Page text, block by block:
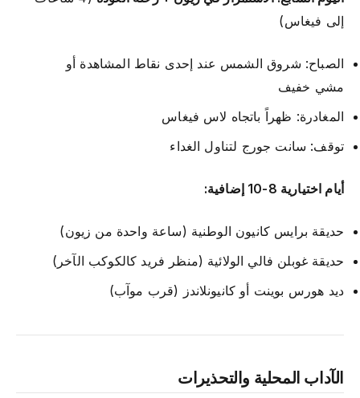
إلى فيغاس)
الصباح: شروق الشمس عند إحدى نقاط المشاهدة أو
مشي خفيف
المغادرة: ظهراً باتجاه لاس فيغاس
توقف: سانت جورج لتناول الغداء
أيام اختيارية 8-10 إضافية:
حديقة برايس كانيون الوطنية (ساعة واحدة من زيون)
حديقة غوبلن فالي الولائية (منظر فريد كالكوكب الآخر)
ديد هورس بوينت أو كانيونلاندز (قرب موآب)
الآداب المحلية والتحذيرات